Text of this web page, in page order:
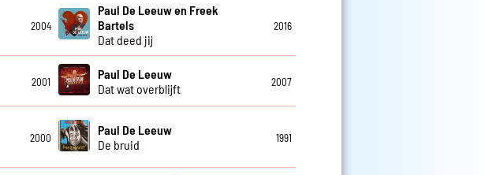
2004
Paul De Leeuw en Freek
Bartels
Dat deed jij
2016
2001
Paul De Leeuw
Dat wat overblijft
2007
2000
Paul De Leeuw
De bruid
1991